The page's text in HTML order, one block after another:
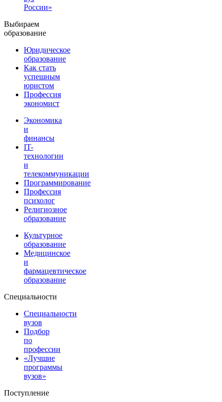
России»
Выбираем
образование
Юридическое
образование
Как стать
успешным
юристом
Профессия
экономист
Экономика
и
финансы
IT-
технологии
и
телекоммуникации
Программирование
Профессия
психолог
Религиозное
образование
Культурное
образование
Медицинское
и
фармацевтическое
образование
Специальности
Специальности
вузов
Подбор
по
профессии
«Лучшие
программы
вузов»
Поступление